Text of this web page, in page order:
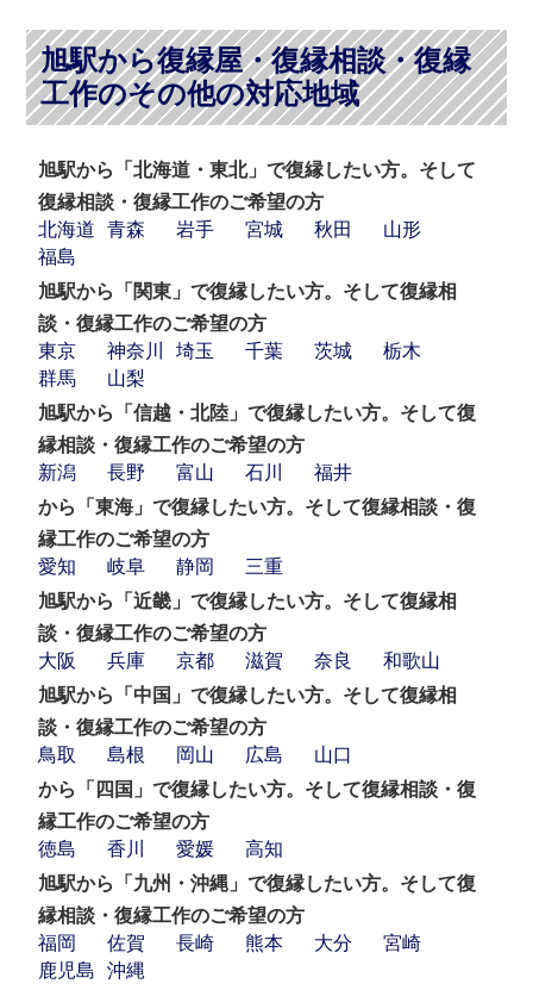
旭駅から復縁屋・復縁相談・復縁
工作のその他の対応地域
旭駅から「北海道・東北」で復縁したい方。そして
復縁相談・復縁工作のご希望の方
北海道
青森 岩手 宮城 秋田
山形
福島
旭駅から「関東」で復縁したい方。そして復縁相
談・復縁工作のご希望の方
東京
神奈川 埼玉 千葉 茨城
栃木
群馬
山梨
旭駅から「信越・北陸」で復縁したい方。そして復
縁相談・復縁工作のご希望の方
新潟
長野 富山 石川
福井
から「東海」で復縁したい方。そして復縁相談・復
縁工作のご希望の方
愛知
岐阜 静岡
三重
旭駅から「近畿」で復縁したい方。そして復縁相
談・復縁工作のご希望の方
大阪
兵庫 京都 滋賀 奈良
和歌山
旭駅から「中国」で復縁したい方。そして復縁相
談・復縁工作のご希望の方
鳥取
島根 岡山 広島
山口
から「四国」で復縁したい方。そして復縁相談・復
縁工作のご希望の方
徳島
香川 愛媛
高知
旭駅から「九州・沖縄」で復縁したい方。そして復
縁相談・復縁工作のご希望の方
福岡
佐賀 長崎 熊本 大分
宮崎
鹿児島
沖縄